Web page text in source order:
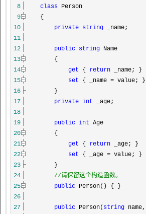
8
class Person
9
{
10
private string _name;
11
12
public string Name
13
{
14
get { return _name; }
15
set { _name = value; }
16
}
17
private int _age;
18
19
public int Age
20
{
21
get { return _age; }
22
set { _age = value; }
23
}
24
//请保留这个构造函数。
25
public Person() { }
26
27
public Person( string name,